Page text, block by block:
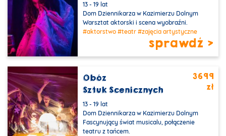
13 - 19 lat
Dom Dziennikarza w Kazimierzu Dolnym
Warsztat aktorski i scena wyobraźni.
#aktorstwo #teatr #zajęcia artystyczne
sprawdź >
Obóz
Sztuk Scenicznych
3699
zł
13 - 19 lat
Dom Dziennikarza w Kazimierzu Dolnym
Fascynujący świat musicalu, połączenie
teatru z tańcem.